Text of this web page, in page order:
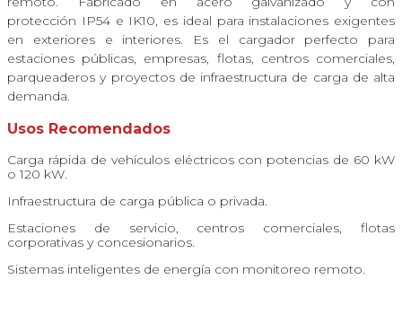
protección IP54 e IK10, es ideal para instalaciones exigentes
en exteriores e interiores. Es el cargador perfecto para
estaciones públicas, empresas, flotas, centros comerciales,
parqueaderos y proyectos de infraestructura de carga de alta
demanda.
Usos Recomendados
Carga rápida de vehículos eléctricos con potencias de 60 kW
o 120 kW.
Infraestructura de carga pública o privada.
Estaciones de servicio, centros comerciales, flotas
corporativas y concesionarios.
Sistemas inteligentes de energía con monitoreo remoto.